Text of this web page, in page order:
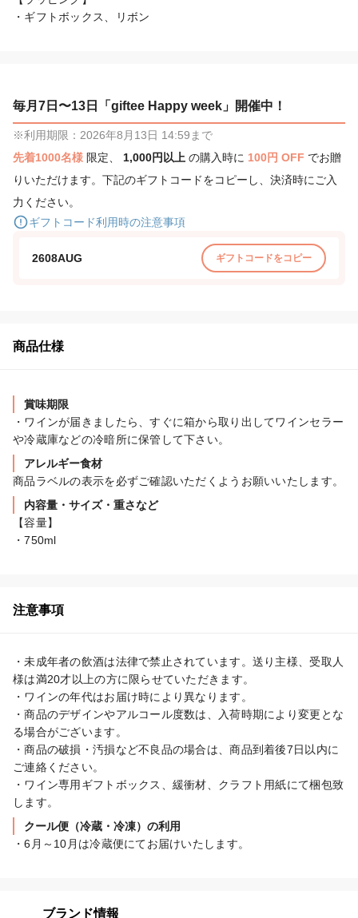
・ギフトボックス、リボン
毎月7日〜13日「giftee Happy week」開催中！
※利用期限：2026年8月13日 14:59まで
先着1000名様 限定、 1,000円以上 の購入時に 100円 OFF でお贈
りいただけます。下記のギフトコードをコピーし、決済時にご入
力ください。
ギフトコード利用時の注意事項
2608AUG ギフトコードをコピー
商品仕様
賞味期限
・ワインが届きましたら、すぐに箱から取り出してワインセラー
や冷蔵庫などの冷暗所に保管して下さい。
アレルギー食材
商品ラベルの表示を必ずご確認いただくようお願いいたします。
内容量・サイズ・重さなど
【容量】
・750ml
注意事項
・未成年者の飲酒は法律で禁止されています。送り主様、受取人
様は満20才以上の方に限らせていただきます。
・ワインの年代はお届け時により異なります。
・商品のデザインやアルコール度数は、入荷時期により変更とな
る場合がございます。
・商品の破損・汚損など不良品の場合は、商品到着後7日以内に
ご連絡ください。
・ワイン専用ギフトボックス、緩衝材、クラフト用紙にて梱包致
します。
クール便（冷蔵・冷凍）の利用
・6月～10月は冷蔵便にてお届けいたします。
ブランド情報